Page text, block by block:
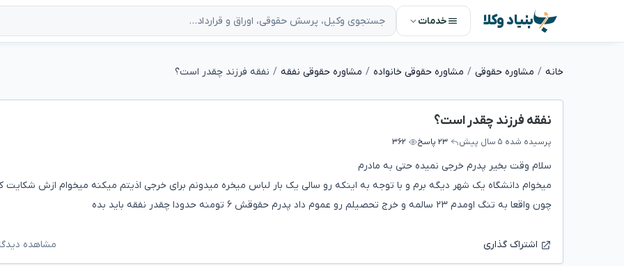
بنیاد وکلا خدمات
خانه مشاوره حقوقی مشاوره حقوقی خانواده مشاوره حقوقی نفقه نفقه فرزند چقدر است؟
نفقه فرزند چقدر است؟
پرسیده شده ۵ سال پیش ۲۳ پاسخ ۳۶۲
سلام وقت بخیر پدرم خرجی نمیده حتی به مادرم
میخوام دانشگاه یک شهر دیگه برم و با توجه به اینکه رو سالی یک بار لباس میخره میدونم برای خرجی اذیتم میکنه میخوام ازش شکایت
چون واقعا به تنگ اومدم ۲۳ سالمه و خرج تحصیلم رو عموم داد پدرم حقوقش ۶ تومنه حدودا چقدر نفقه باید بده
اشتراک گذاری مشاهده